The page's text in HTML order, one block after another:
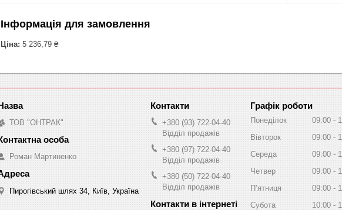
Інформація для замовлення
Ціна: 5 236,79 ₴
ТОВ "ОНТРАК"
Роман Мартиненко
Пирогівський шлях 34, Київ, Україна
+380 (93) 722-04-40
Відділ продажів
+380 (97) 722-04-40
Відділ продажів
+380 (50) 722-04-40
Відділ продажів
Графік роботи
Понеділок 09:00
Вівторок
09:00
Середа
09:00
Четвер
09:00
Пʼятниця
09:00
Субота
10:00